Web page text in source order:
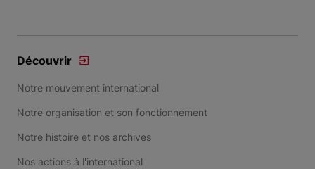
Découvrir
Notre mouvement international
Notre organisation et son fonctionnement
Notre histoire et nos archives
Nos actions à l'international